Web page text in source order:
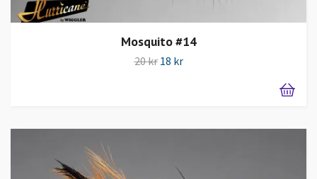
Mosquito #14
20 kr 18 kr